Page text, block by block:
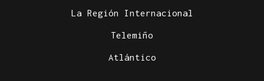
La Región Internacional
Telemiño
Atlántico